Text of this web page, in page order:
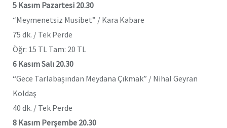
5 Kasım Pazartesi 20.30
“Meymenetsiz Musibet” / Kara Kabare
75 dk. / Tek Perde
Öğr: 15 TL Tam: 20 TL
6 Kasım Salı 20.30
“Gece Tarlabaşından Meydana Çıkmak” / Nihal Geyran
Koldaş
40 dk. / Tek Perde
8 Kasım Perşembe 20.30